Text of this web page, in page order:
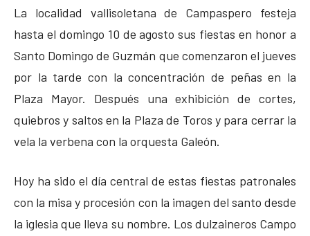
La localidad vallisoletana de Campaspero festeja
hasta el domingo 10 de agosto sus fiestas en honor a
Santo Domingo de Guzmán que comenzaron el jueves
por la tarde con la concentración de peñas en la
Plaza Mayor. Después una exhibición de cortes,
quiebros y saltos en la Plaza de Toros y para cerrar la
vela la verbena con la orquesta Galeón.
Hoy ha sido el día central de estas fiestas patronales
con la misa y procesión con la imagen del santo desde
la iglesia que lleva su nombre. Los dulzaineros Campo